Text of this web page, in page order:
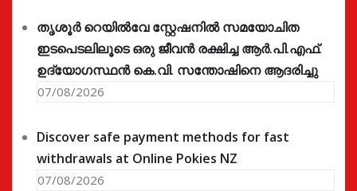
തൃശൂർ റെയിൽവേ സ്റ്റേഷനിൽ സമയോചിത
ഇടപെടലിലൂടെ ഒരു ജീവൻ രക്ഷിച്ച ആർ.പി.എഫ്.
ഉദ്യോഗസ്ഥൻ കെ.വി. സന്തോഷിനെ ആദരിച്ചു
07/08/2026
Discover safe payment methods for fast
withdrawals at Online Pokies NZ
07/08/2026